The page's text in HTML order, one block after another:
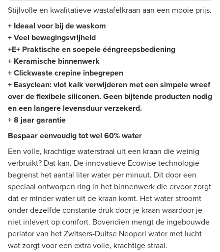
Stijlvolle en kwalitatieve wastafelkraan aan een mooie prijs.
+ Ideaal voor bij de waskom
+ Veel bewegingsvrijheid
+E+ Praktische en soepele ééngreepsbediening
+ Keramische binnenwerk
+ Clickwaste crepine inbegrepen
+ Easyclean: vlot kalk verwijderen met een simpele wreef
over de flexibele siliconen. Geen bijtende producten nodig
en een langere levensduur verzekerd.
+ 8 jaar garantie
Bespaar eenvoudig tot wel 60% water
Een volle, krachtige waterstraal uit een kraan die weinig
verbruikt? Dat kan. De innovatieve Ecowise technologie
begrenst het aantal liter water per minuut. Dit door een
speciaal ontworpen ring in het binnenwerk die ervoor zorgt
dat er minder water uit de kraan komt. Het water stroomt
onder dezelfde constante druk door je kraan waardoor je
niet inlevert op comfort. Bovendien mengt de ingebouwde
perlator van het Zwitsers-Duitse Neoperl water met lucht
wat zorgt voor een extra volle, krachtige straal.